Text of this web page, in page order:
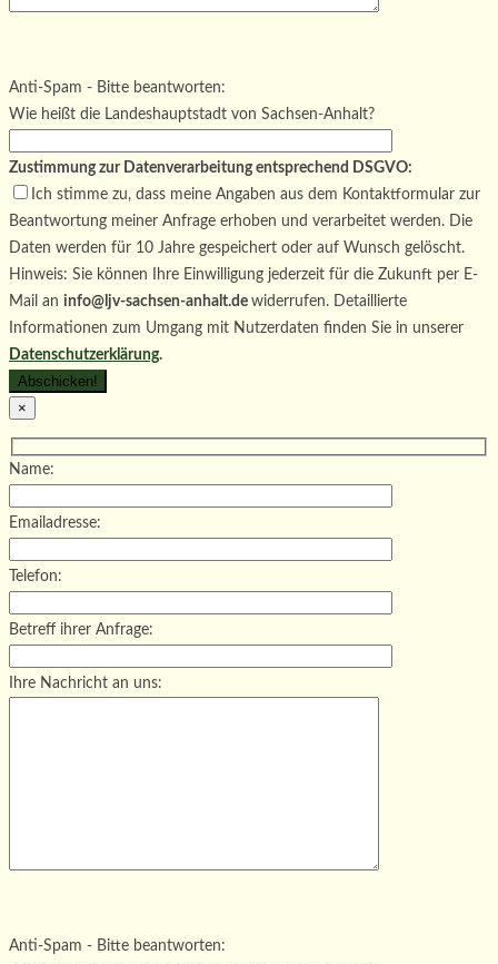
Bitte lasse dieses Feld leer.
Anti-Spam - Bitte beantworten:
Wie heißt die Landeshauptstadt von Sachsen-Anhalt?
Zustimmung zur Datenverarbeitung entsprechend DSGVO:
Ich stimme zu, dass meine Angaben aus dem Kontaktformular zur
Beantwortung meiner Anfrage erhoben und verarbeitet werden. Die
Daten werden für 10 Jahre gespeichert oder auf Wunsch gelöscht.
Hinweis: Sie können Ihre Einwilligung jederzeit für die Zukunft per E-
Mail an info@ljv-sachsen-anhalt.de widerrufen. Detaillierte
Informationen zum Umgang mit Nutzerdaten finden Sie in unserer
Datenschutzerklärung.
×
Name:
Emailadresse:
Telefon:
Betreff ihrer Anfrage:
Ihre Nachricht an uns:
Bitte lasse dieses Feld leer.
Anti-Spam - Bitte beantworten: